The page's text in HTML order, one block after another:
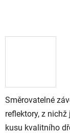
Směrovatelné
reflektory, z
kusu kvalitního